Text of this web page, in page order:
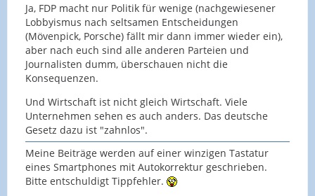
Ja, FDP macht nur Politik für wenige (nachgewiesener
Lobbyismus nach seltsamen Entscheidungen
(Mövenpick, Porsche) fällt mir dann immer wieder ein),
aber nach euch sind alle anderen Parteien und
Journalisten dumm, überschauen nicht die
Konsequenzen.
Und Wirtschaft ist nicht gleich Wirtschaft. Viele
Unternehmen sehen es auch anders. Das deutsche
Gesetz dazu ist "zahnlos".
Meine Beiträge werden auf einer winzigen Tastatur
eines Smartphones mit Autokorrektur geschrieben.
Bitte entschuldigt Tippfehler.